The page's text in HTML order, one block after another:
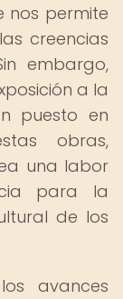
nos permite
creencias
embargo,
a la
puesto en
obras,
una labor
para la
de los
avances